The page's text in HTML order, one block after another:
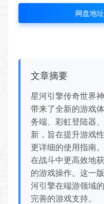
网盘地
文章摘要
星河引擎传奇世界
带来了全新的游戏
务端、彩虹登陆器
新，旨在提升游戏
更详细的使用指南
在战斗中更高效地
的游戏操作。这一
河引擎在端游领域
完善的游戏支持。